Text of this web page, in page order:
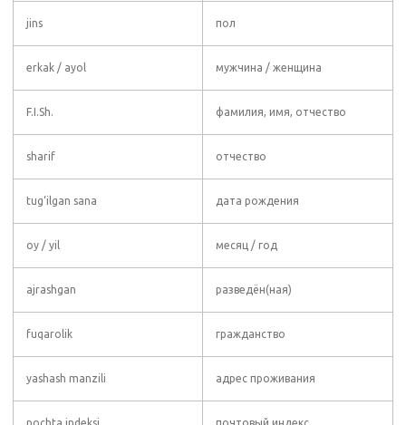
jins пол
erkak / ayol мужчина / женщина
F.I.Sh. фамилия, имя, отчество
sharif отчество
tug‘ilgan sana дата рождения
oy / yil месяц / год
ajrashgan разведён(ная)
fuqarolik гражданство
yashash manzili адрес проживания